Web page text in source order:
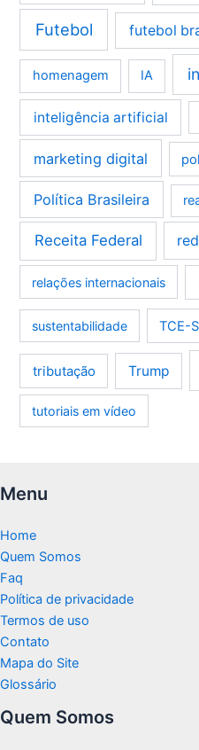
Futebol futebol
homenagem IA
inteligência artificial
marketing digital
Política Brasileira
Receita Federal
relações internacionais
sustentabilidade TCE-
tributação Trump
tutoriais em vídeo
Menu
Home
Quem Somos
Faq
Política de privacidade
Termos de uso
Contato
Mapa do Site
Glossário
Quem Somos